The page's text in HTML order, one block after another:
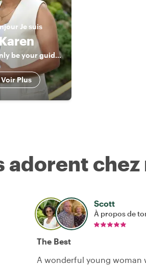
Je suis
Karen
I won't only be your guide, I will also be another friend in my city
Voir Plus
adorent
Scott
À propos de
The Best
A wonderful young woman